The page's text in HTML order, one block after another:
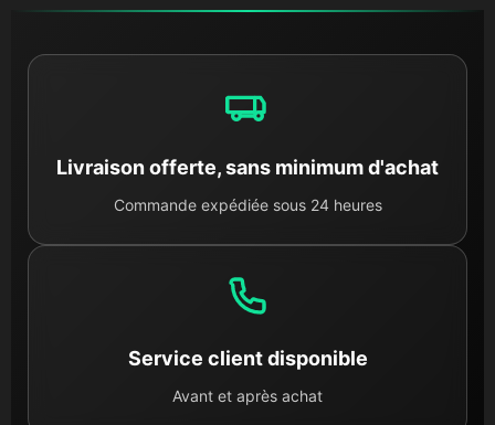
Livraison offerte, sans minimum d'achat
Commande expédiée sous 24 heures
Service client disponible
Avant et après achat